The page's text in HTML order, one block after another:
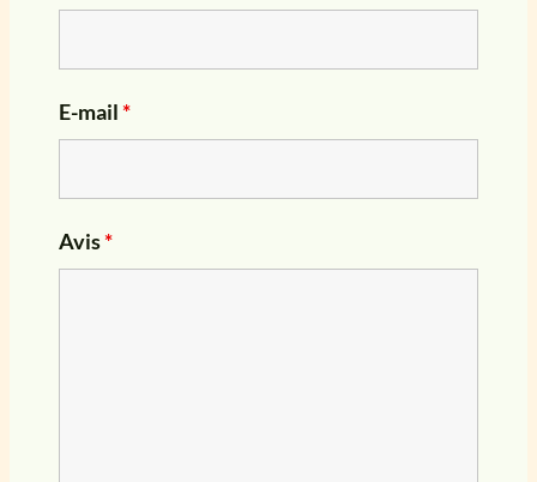
E-mail*
Avis*